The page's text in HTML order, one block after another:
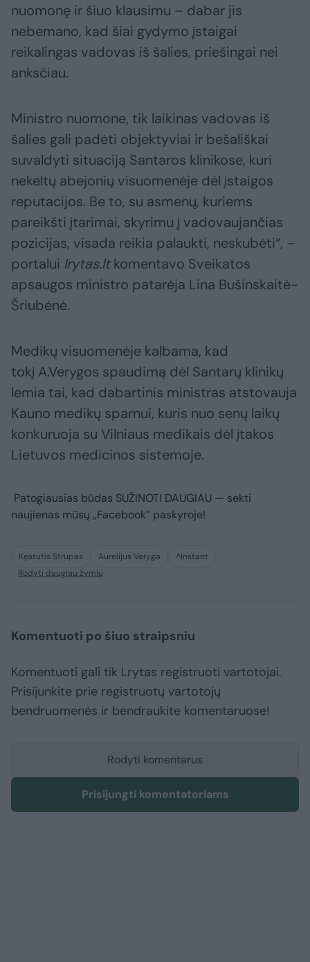
nuomonę ir šiuo klausimu – dabar jis
nebemano, kad šiai gydymo įstaigai
reikalingas vadovas iš šalies, priešingai nei
anksčiau.
Ministro nuomone, tik laikinas vadovas iš
šalies gali padėti objektyviai ir bešališkai
suvaldyti situaciją Santaros klinikose, kuri
nekeltų abejonių visuomenėje dėl įstaigos
reputacijos. Be to, su asmenų, kuriems
pareikšti įtarimai, skyrimu į vadovaujančias
pozicijas, visada reikia palaukti, neskubėti“, –
portalui lrytas.ltkomentavo Sveikatos
apsaugos ministro patarėja Lina Bušinskaitė-
Šriubėnė.
Medikų visuomenėje kalbama, kad
tokį A.Verygos spaudimą dėl Santarų klinikų
lemia tai, kad dabartinis ministras atstovauja
Kauno medikų sparnui, kuris nuo senų laikų
konkuruoja su Vilniaus medikais dėl įtakos
Lietuvos medicinos sistemoje.
Patogiausias būdas SUŽINOTI DAUGIAU — sekti
naujienas mūsų „Facebook” paskyroje!
Kęstutis Strupas Aurelijus Veryga
^Instant
Rodyti daugiau žymių
Komentuoti po šiuo straipsniu
Komentuoti gali tik Lrytas registruoti vartotojai.
Prisijunkite prie registruotų vartotojų
bendruomenės ir bendraukite komentaruose!
Rodyti komentarus
Prisijungti komentatoriams